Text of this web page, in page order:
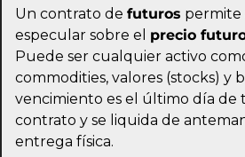
Un contrato de futuros permite
especular sobre el precio
Puede ser cualquier activo
commodities, valores (stocks) y
vencimiento es el último día de
contrato y se liquida de
entrega física.